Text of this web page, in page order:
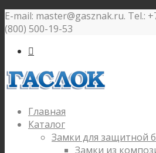
E-mail: master@gasznak.ru. Tel.:
(800) 500-19-53

Главная
Каталог
Замки для защитной
Замки из